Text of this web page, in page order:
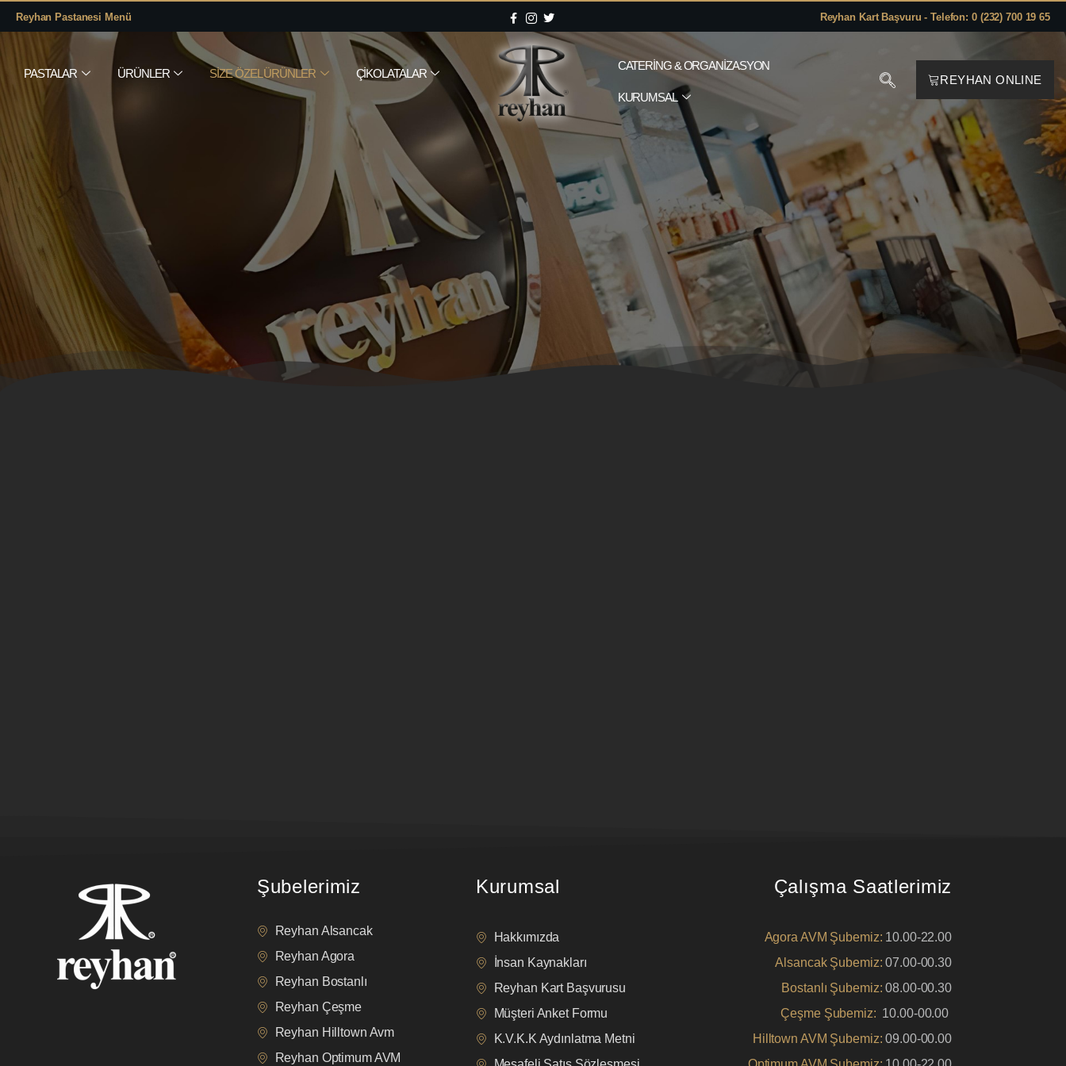
Reyhan Pastanesi Menü Reyhan Kart Başvuru - Telefon: 0 (232) 700 19 65
PASTALAR ÜRÜNLER SIZE ÖZEL ÜRÜNLER ÇIKOLATALAR
CATERING & ORGANIZASYON
KURUMSAL
REYHAN ONLINE
Şubelerimiz
Reyhan Alsancak
Reyhan Agora
Reyhan Bostanlı
Reyhan Çeşme
Reyhan Hilltown Avm
Reyhan Optimum AVM
Kurumsal
Hakkımızda
İnsan Kaynakları
Reyhan Kart Başvurusu
Müşteri Anket Formu
K.V.K.K Aydınlatma Metni
Çalışma Saatlerimiz
Agora AVM Şubemiz: 10.00-22.00
Alsancak Şubemiz: 07.00-00.30
Bostanlı Şubemiz: 08.00-00.30
Çeşme Şubemiz: 10.00-00.00
Hilltown AVM Şubemiz: 09.00-00.00